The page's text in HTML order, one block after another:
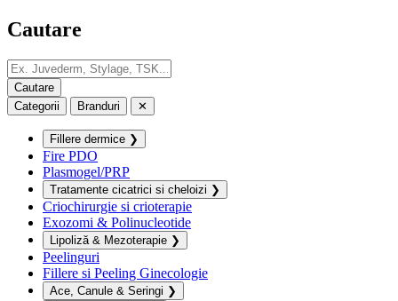
Cautare
Categorii Branduri ✕
Fillere dermice ❯
Fire PDO
Plasmogel/PRP
Tratamente cicatrici si cheloizi ❯
Criochirurgie si crioterapie
Exozomi & Polinucleotide
Lipoliză & Mezoterapie ❯
Peelinguri
Fillere si Peeling Ginecologie
Ace, Canule & Seringi ❯